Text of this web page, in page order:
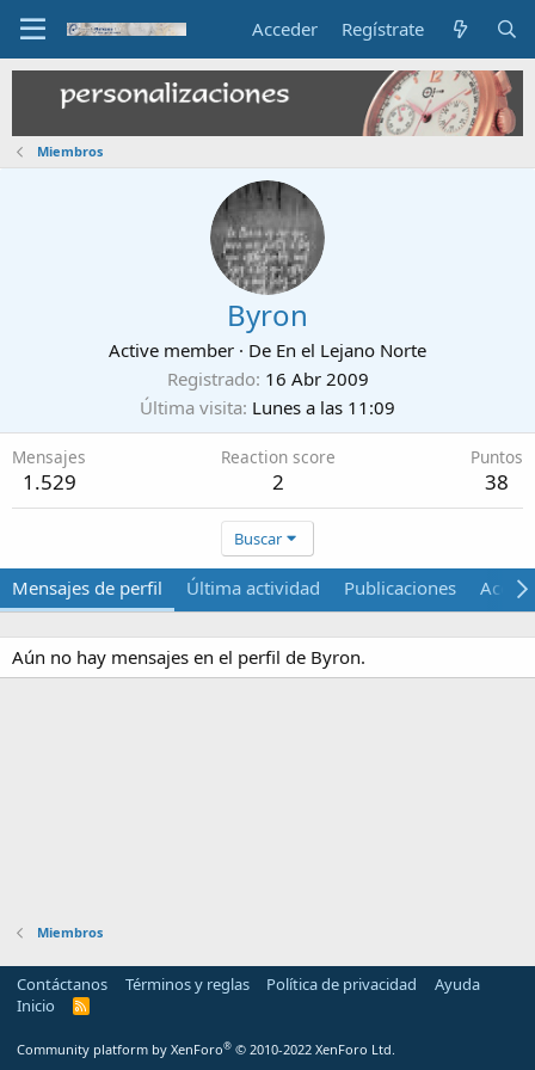
Acceder Regístrate
Miembros
Byron
Active member · De En el Lejano Norte
Registrado 16 Abr 2009
Última visita Lunes a las 11:09
Mensajes
1.529
Reaction score
2
Puntos
38
Buscar
Mensajes de perfil Última actividad Publicaciones Acerca
Aún no hay mensajes en el perfil de Byron.
Miembros
Contáctanos Términos y reglas Política de privacidad
Ayuda
Inicio
R
Community platform by XenForo® © 2010-2022 XenForo Ltd.